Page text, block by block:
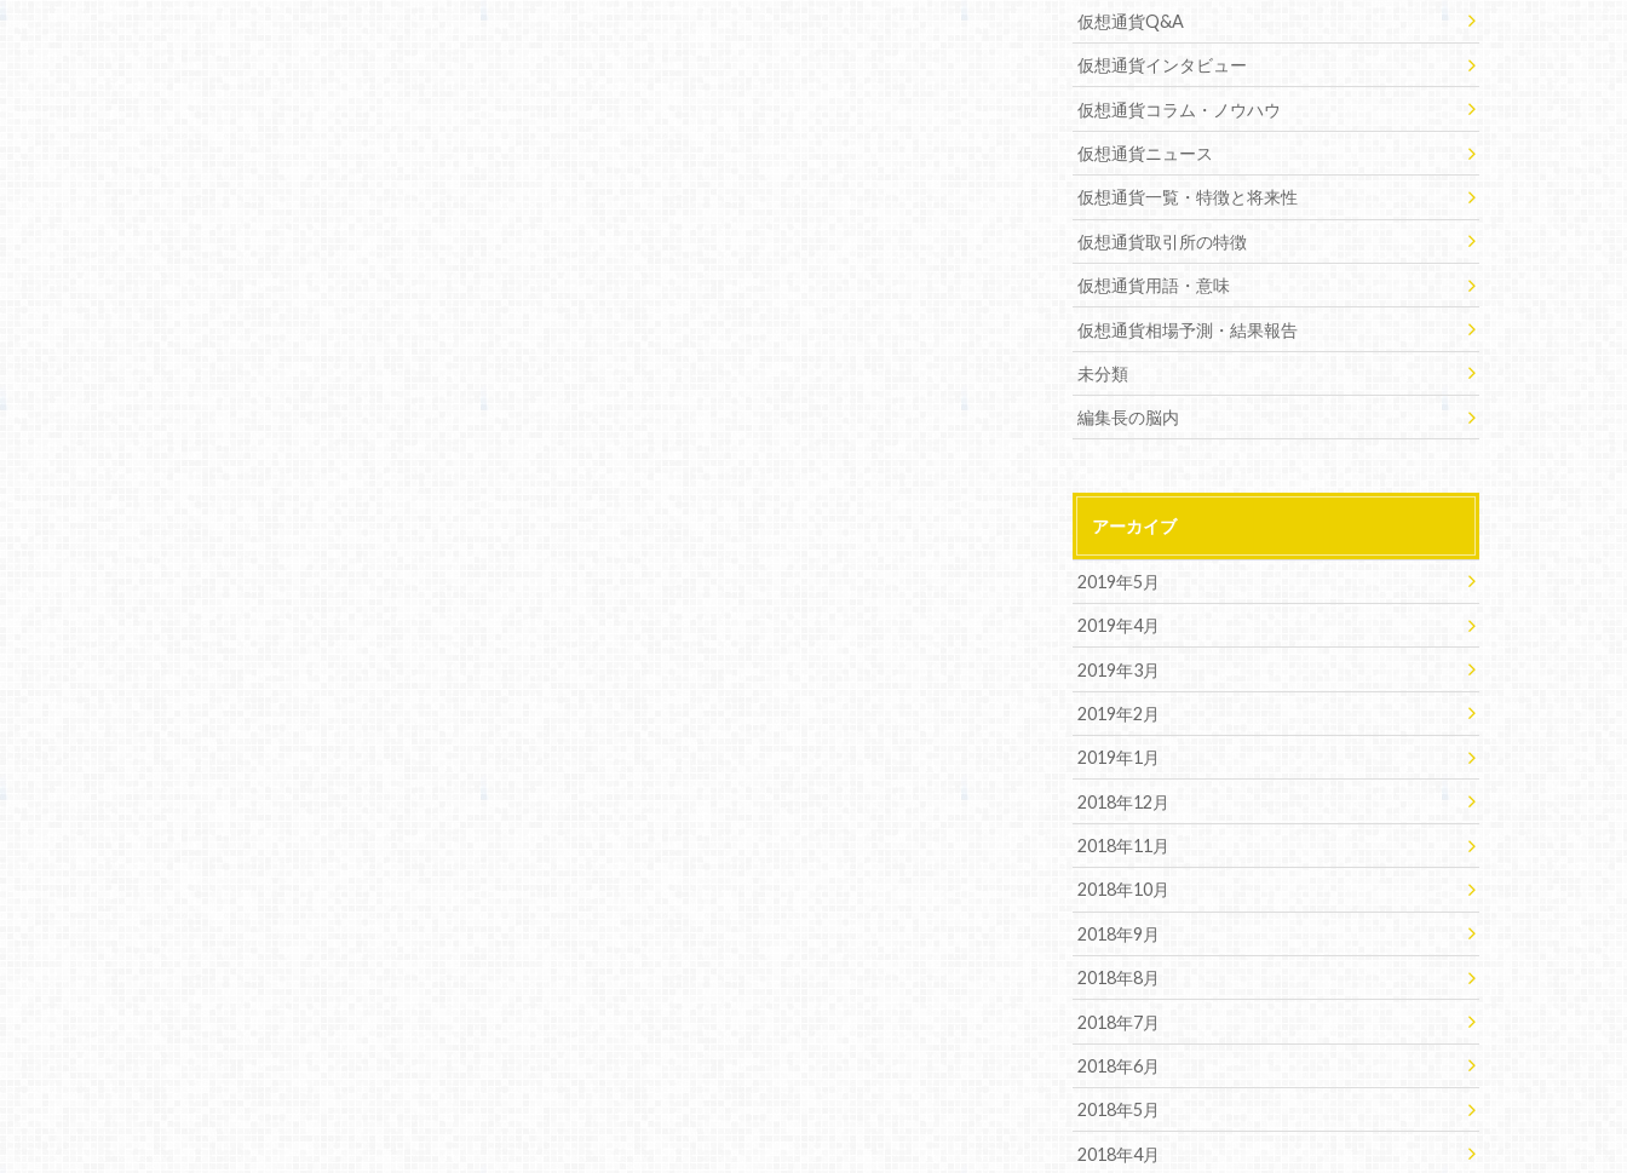
仮想通貨Q&A
仮想通貨インタビュー
仮想通貨コラム・ノウハウ
仮想通貨ニュース
仮想通貨一覧・特徴と将来性
仮想通貨取引所の特徴
仮想通貨用語・意味
仮想通貨相場予測・結果報告
未分類
編集長の脳内
アーカイブ
2019年5月
2019年4月
2019年3月
2019年2月
2019年1月
2018年12月
2018年11月
2018年10月
2018年9月
2018年8月
2018年7月
2018年6月
2018年5月
2018年4月